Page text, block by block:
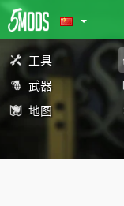
工具
武器
地图